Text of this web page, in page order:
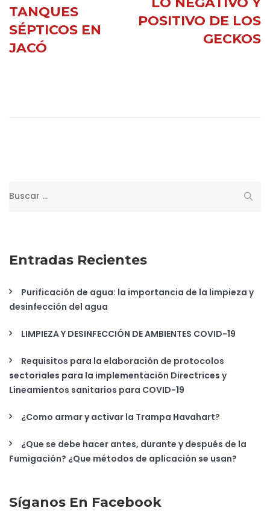
TANQUES
SÉPTICOS EN
JACÓ
POSITIVO DE LOS
GECKOS
Entradas Recientes
Purificación de agua: la importancia de la limpieza y
desinfección del agua
LIMPIEZA Y DESINFECCIÓN DE AMBIENTES COVID-19
Requisitos para la elaboración de protocolos
sectoriales para la implementación Directrices y
Lineamientos sanitarios para COVID-19
¿Como armar y activar la Trampa Havahart?
¿Que se debe hacer antes, durante y después de la
Fumigación? ¿Que métodos de aplicación se usan?
Síganos En Facebook